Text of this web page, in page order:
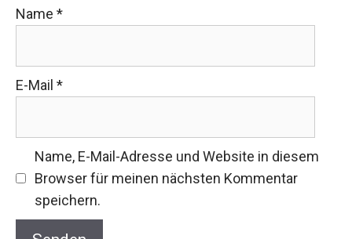
Name *
E-Mail *
Name, E-Mail-Adresse und Website in diesem
Browser für meinen nächsten Kommentar
speichern.